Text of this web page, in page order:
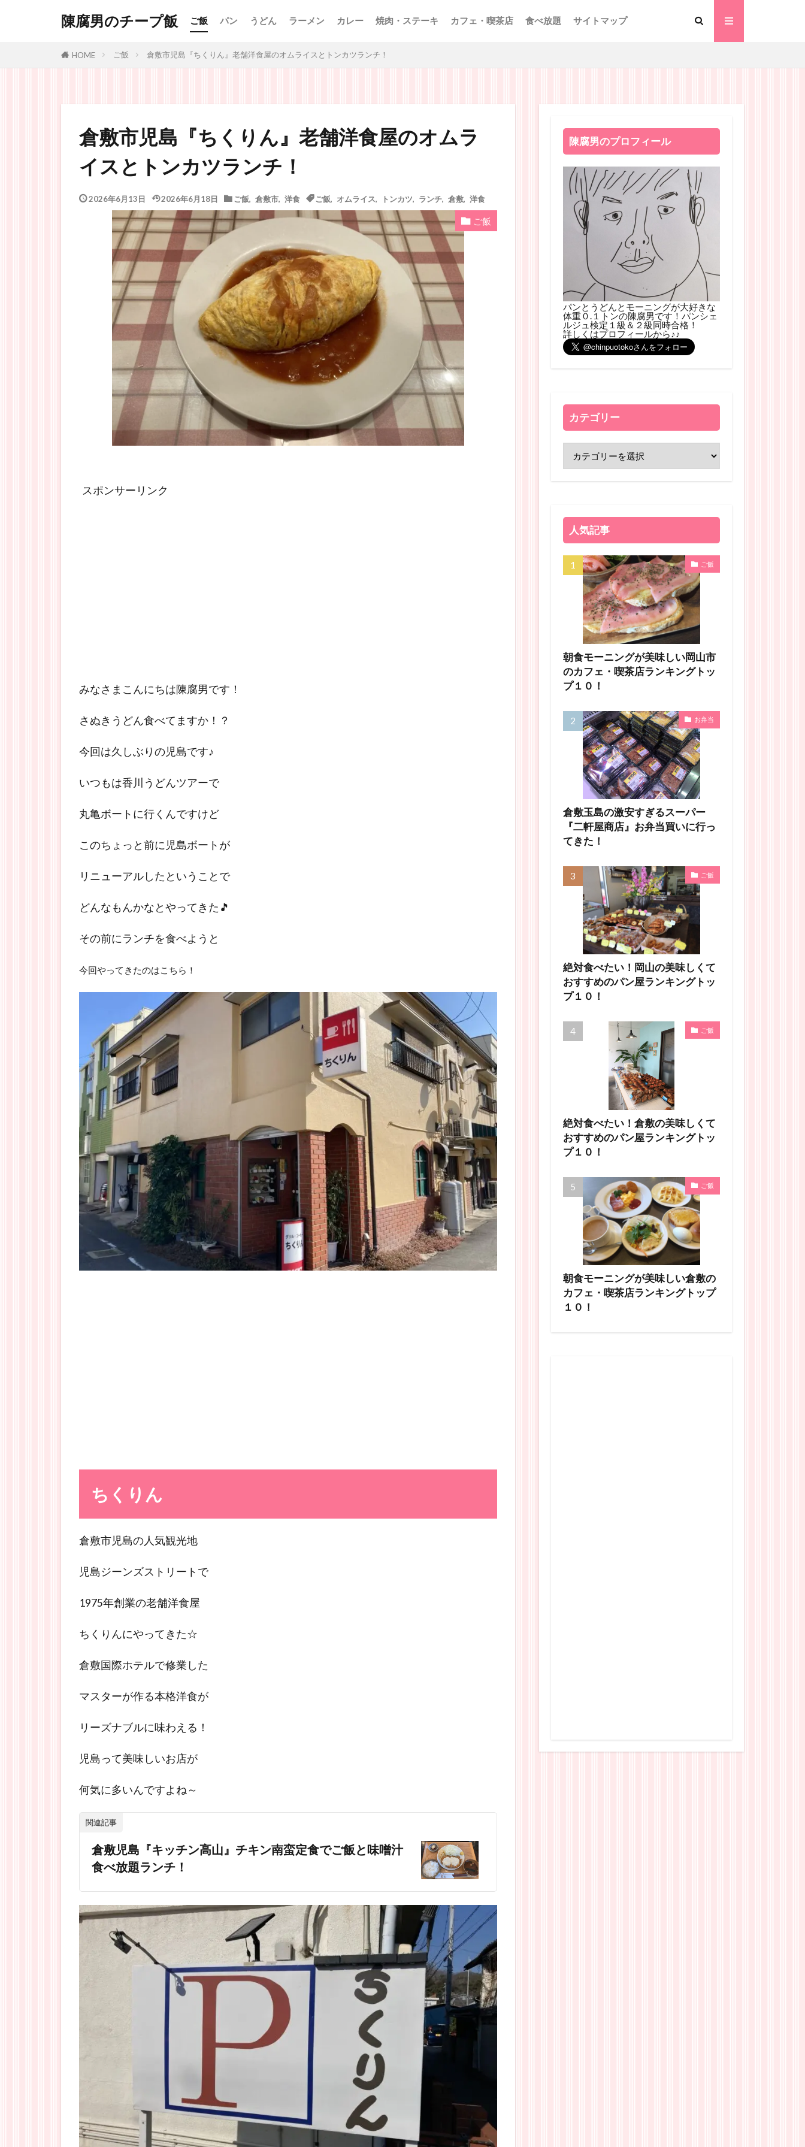
陳腐男のチープ飯 ご飯 パン うどん ラーメン カレー 焼肉・ステーキ カフェ・喫茶店 食べ放題 サイトマップ
HOME ご飯 倉敷市児島『ちくりん』老舗洋食屋のオムライスとトンカツランチ！
倉敷市児島『ちくりん』老舗洋食屋のオムラ
イスとトンカツランチ！
2026年6月13日 2026年6月18日 ご飯 倉敷市, 洋食 ご飯 オムライス トンカツ ランチ 倉敷 洋食
ご飯
スポンサーリンク
みなさまこんにちは陳腐男です！
さぬきうどん食べてますか！？
今回は久しぶりの児島です♪
いつもは香川うどんツアーで
丸亀ボートに行くんですけど
このちょっと前に児島ボートが
リニューアルしたということで
どんなもんかなとやってきた🎵
その前にランチを食べようと
今回やってきたのはこちら！
ちくりん
倉敷市児島の人気観光地
児島ジーンズストリートで
1975年創業の老舗洋食屋
ちくりんにやってきた☆
倉敷国際ホテルで修業した
マスターが作る本格洋食が
リーズナブルに味わえる！
児島って美味しいお店が
何気に多いんですよね～
関連記事
倉敷児島『キッチン高山』チキン南蛮定食でご飯と味噌汁
食べ放題ランチ！
陳腐男のプロフィール
パンとうどんとモーニングが大好きな
体重０.１トンの陳腐男です！パンシェ
ルジュ検定１級＆２級同時合格！
詳しくはプロフィールから♪♪
カテゴリー
人気記事
ご飯
朝食モーニングが美味しい岡山市
のカフェ・喫茶店ランキングトッ
プ１０！
お弁当
倉敷玉島の激安すぎるスーパー
『二軒屋商店』お弁当買いに行っ
てきた！
ご飯
絶対食べたい！岡山の美味しくて
おすすめのパン屋ランキングトッ
プ１０！
ご飯
絶対食べたい！倉敷の美味しくて
おすすめのパン屋ランキングトッ
プ１０！
ご飯
朝食モーニングが美味しい倉敷の
カフェ・喫茶店ランキングトップ
１０！